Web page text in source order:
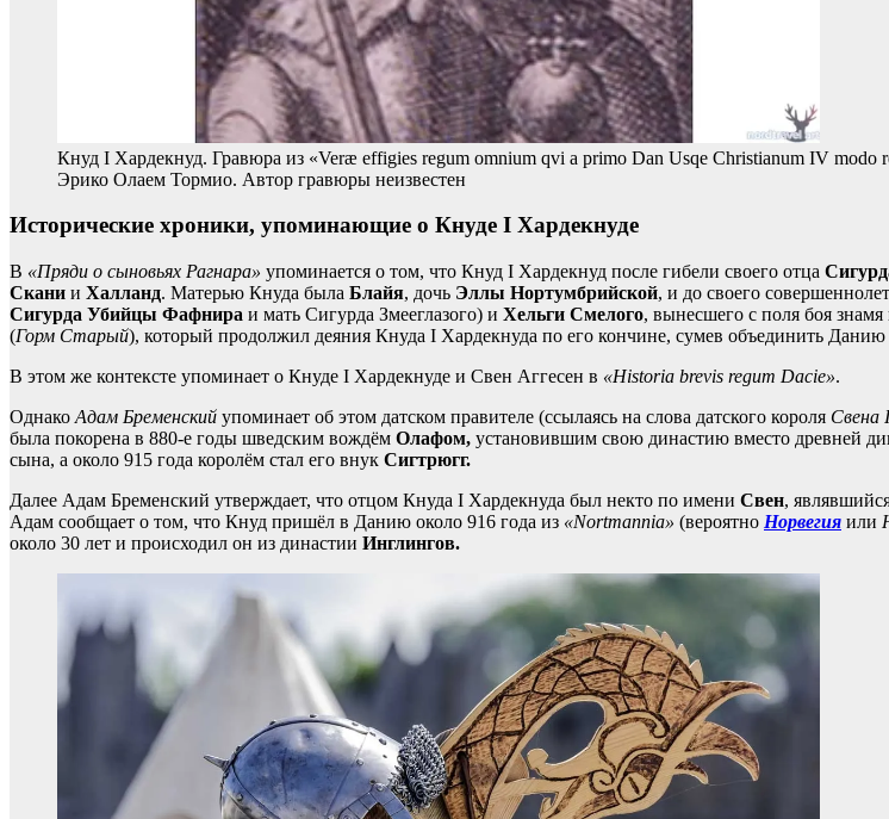
Кнуд I Хардекнуд. Гравюра из «Veræ effigies regum omnium qvi a primo Dan Usqe Christianum IV modo
Эрико Олаем Тормио. Автор гравюры неизвестен
Исторические хроники, упоминающие о Кнуде I Хардекнуде
В «Пряди о сыновьях Рагнара» упоминается о том, что Кнуд I Хардекнуд после гибели своего отца
Скани и Халланд. Матерью Кнуда была Блайя, дочь Эллы Нортумбрийской, и до своего
Сигурда Убийцы Фафнира и мать Сигурда Змееглазого) и Хельги Смелого, вынесшего с поля боя
(Горм Старый), который продолжил деяния Кнуда I Хардекнуда по его кончине, сумев объединить
В этом же контексте упоминает о Кнуде I Хардекнуде и Свен Аггесен в «Historia brevis regum Dacie».
Однако Адам Бременский упоминает об этом датском правителе (ссылаясь на слова датского короля Свена
была покорена в 880-е годы шведским вождём Олафом, установившим свою династию вместо древней
сына, а около 915 года королём стал его внук Сигтрюгг.
Далее Адам Бременский утверждает, что отцом Кнуда I Хардекнуда был некто по имени Свен,
Адам сообщает о том, что Кнуд пришёл в Данию около 916 года из «Nortmannia» (вероятно Норвегия или
около 30 лет и происходил он из династии Инглингов.